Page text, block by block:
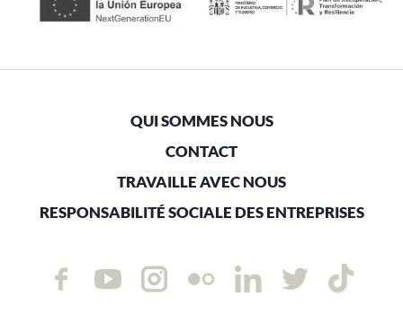
QUI SOMMES NOUS
CONTACT
TRAVAILLE AVEC NOUS
RESPONSABILITÉ SOCIALE DES ENTREPRISES